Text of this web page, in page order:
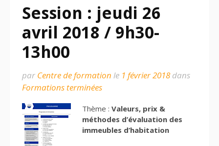
Session : jeudi 26
avril 2018 / 9h30-
13h00
par Centre de formation le 1 février 2018dans
Formations terminées
Thème : Valeurs, prix &
méthodes d’évaluation des
immeubles d’habitation